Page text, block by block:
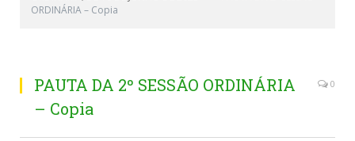
ORDINÁRIA – Copia
PAUTA DA 2º SESSÃO ORDINÁRIA
– Copia
0